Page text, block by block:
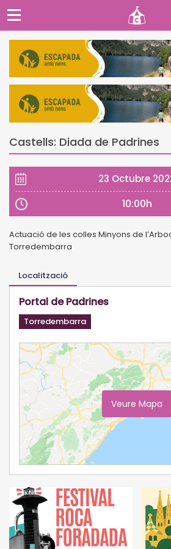
Castells: Diada de Padrines
23 Octubre
10:00h
Actuació de les colles Minyons de
Torredembarra
Localització
Portal de Padrines
Torredembarra
Veure Mapa